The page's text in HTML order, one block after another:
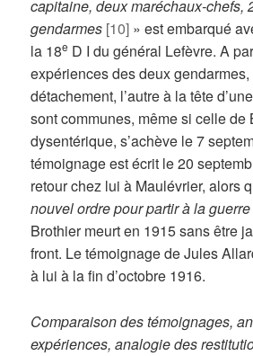
capitaine, deux maréchaux-chefs,
gendarmes [10] » est embarqué
la 18e D I du général Lefèvre. A
expériences des deux gendarmes,
détachement, l’autre à la tête
sont communes, même si celle de
dysentérique, s’achève le 7
témoignage est écrit le 20
retour chez lui à Maulévrier, alors
nouvel ordre pour partir à la guerre
Brothier meurt en 1915 sans être
front. Le témoignage de Jules
à lui à la fin d’octobre 1916.
Comparaison des témoignages,
expériences, analogie des